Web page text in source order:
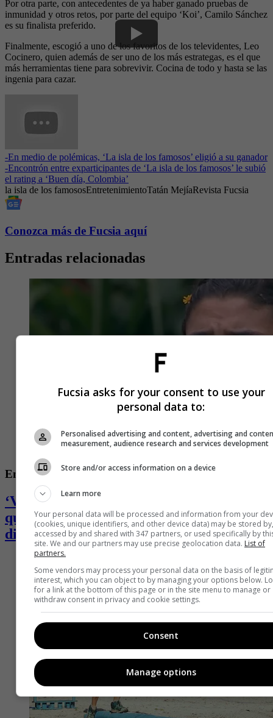
Por otra parte, con antecedentes de ya haber ganado pruebas de
inmunidad y otros retos, por parte del equipo ‘Koi’, Camilo Sánchez
es su finalista preferido.
Finalmente, escogió a uno de los favoritos de los televidentes, Leo
Cocinero, quien además de ser uno de los más estrategas, es el que
más herramientas tiene para sobrevivir. Cocina de todo y hasta se las
ingenia para cazar.
-En medio de polémicas, ‘La isla de los famosos’ eligió a su ganador
-Encontrón entre exparticipantes de ‘La isla de los famosos’ le subió
el rating a ‘Buen día, Colombia’
la isla de los famososEntretenimientoTatán MejíaRevista Fucsia
Conozca más de Fucsia aquí
Entradas relacionadas
Entretenimiento
‘Valkyria’, ganadora del ‘Desafió’, se
quebró y desahogó en redes: pasa por
difícil momento
Fucsia asks for your consent to use your
personal data to:
Personalised advertising and content, advertising and
measurement, audience research and services development
Store and/or access information on a device
Learn more
Your personal data will be processed and information from your
(cookies, unique identifiers, and other device data) may be stored by,
accessed by and shared with 347 partners, or used specifically by
site. We and our partners may use precise geolocation data. List of
partners.
Some vendors may process your personal data on the basis of
interest, which you can object to by managing your options below.
for a link at the bottom of this page or in the site menu to manage or
withdraw consent in privacy and cookie settings.
Consent
Manage options